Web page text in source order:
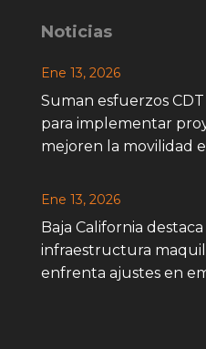
Noticias
Suman esfuerzos CDT
para implementar
mejoren la movilidad
Ene 13, 2026
Baja California
infraestructura
enfrenta ajustes en
Ene 13, 2026